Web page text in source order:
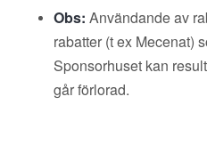
Obs: Användande av
rabatter (t ex Mecenat)
Sponsorhuset kan
går förlorad.